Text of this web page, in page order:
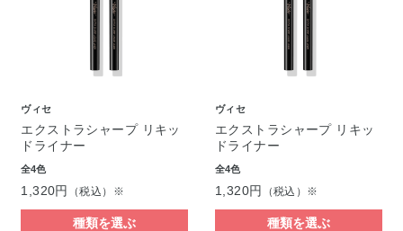
ヴィセ
エクストラシャープ リキッ
ドライナー
全4色
1,320円 （税込）※
種類を選ぶ
ヴィセ
エクストラシャープ リキッ
ドライナー
全4色
1,320円 （税込）※
種類を選ぶ